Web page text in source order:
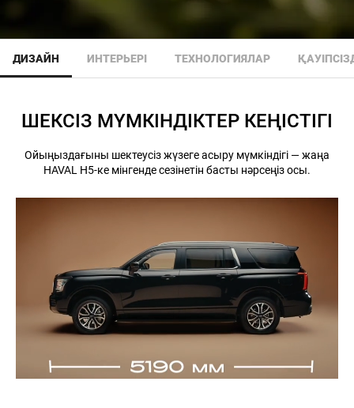
ДИЗАЙН ИНТЕРЬЕРІ ТЕХНОЛОГИЯЛАР
ШЕКСІЗ МҮМКІНДІКТЕР КЕҢІСТІГІ
Ойыңыздағыны шектеусіз жүзеге асыру мүмкіндігі — жаңа
HAVAL H5-ке мінгенде сезінетін басты нәрсеңіз осы.